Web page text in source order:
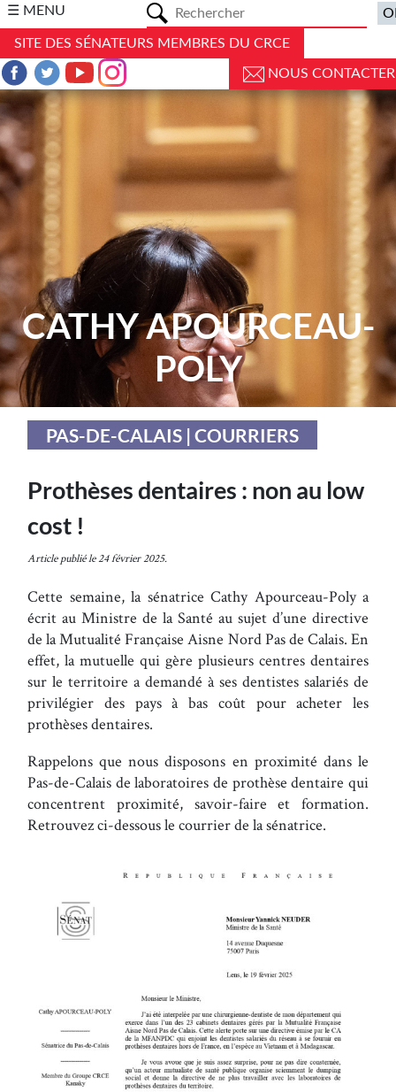
☰ MENU
SITE DES SÉNATEURS MEMBRES DU CRCE
NOUS CONTACTER
CATHY APOURCEAU-
POLY
PAS-DE-CALAIS | COURRIERS
Prothèses dentaires : non au low
cost !
Article publié le 24 février 2025.
Cette semaine, la sénatrice Cathy Apourceau-Poly a
écrit au Ministre de la Santé au sujet d’une directive
de la Mutualité Française Aisne Nord Pas de Calais. En
effet, la mutuelle qui gère plusieurs centres dentaires
sur le territoire a demandé à ses dentistes salariés de
privilégier des pays à bas coût pour acheter les
prothèses dentaires.
Rappelons que nous disposons en proximité dans le
Pas-de-Calais de laboratoires de prothèse dentaire qui
concentrent proximité, savoir-faire et formation.
Retrouvez ci-dessous le courrier de la sénatrice.